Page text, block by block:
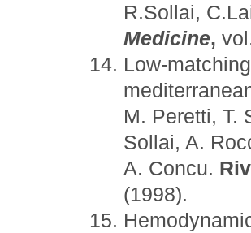
R.Sollai,
Medicine,
Low-
M. Peretti, T.
Sollai, A.
A. Concu.
(1998).